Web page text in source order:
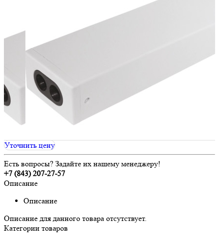
Уточнить цену
Есть вопросы? Задайте их нашему менеджеру!
+7 (843) 207-27-57
Описание
Описание
Описание для данного товара отсутствует.
Категории товаров